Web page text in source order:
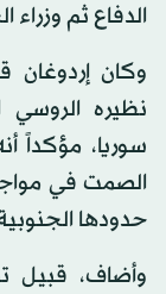
الدفاع ثم وزراء
وكان إردوغان
نظيره
سوريا، مؤكداً
الصمت في
حدودها
وأضاف، قبيل